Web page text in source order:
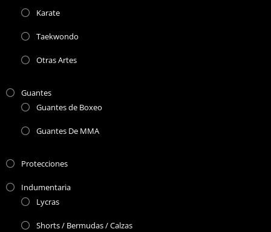
Karate
Taekwondo
Otras Artes
Guantes
Guantes de Boxeo
Guantes De MMA
Protecciones
Indumentaria
Lycras
Shorts / Bermudas / Calzas